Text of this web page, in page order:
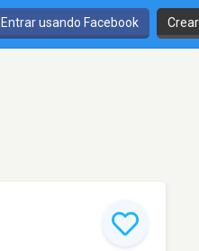
Entrar usando Facebook